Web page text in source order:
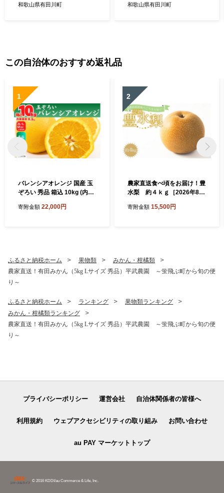
和歌山県有田川町 和歌山県有田川町
この自治体のおすすめ返礼品
1
バレンシアオレンジ 国産 玉
ぞろい 秀品 箱込 10kg (内容
ずれか 和歌山県産 産地直送
寄附金額 22,000円
2
農家直送食べ頃をお届け！豊
水梨 約４ｋｇ［2026年8月
寄附金額 15,500円
ふるさと納税ホーム 果物類
みかん・柑橘類
農家直送！有田みかん（5kg Lサイズ 秀品）平武農園 ～蛍飛ぶ町から旬の便
り～
ふるさと納税ホーム ランキング
果物類ランキング
みかん・柑橘類ランキング
農家直送！有田みかん（5kg Lサイズ 秀品）平武農園 ～蛍飛ぶ町から旬の便
り～
プライバシーポリシー 運営会社 自治体関係者の皆様へ
利用規約 ウェブアクセシビリティの取り組み お問い合わせ
au PAY マーケットトップ
© 2016 KDDI/au Commerce & Life, Inc.